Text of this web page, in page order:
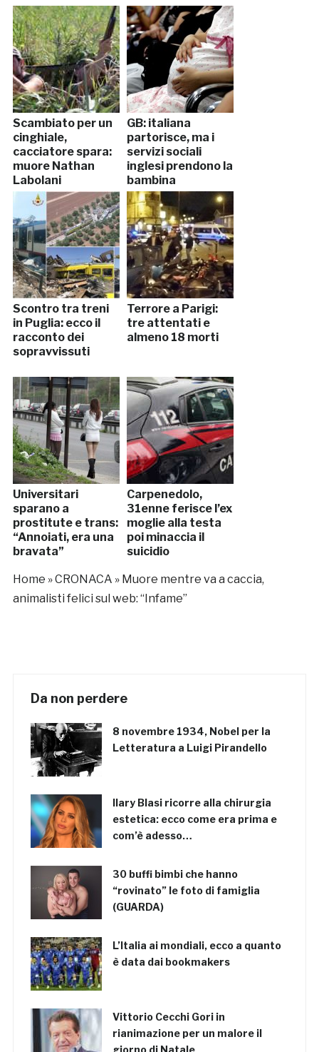
Scambiato per un
cinghiale,
cacciatore spara:
muore Nathan
Labolani
GB: italiana
partorisce, ma i
servizi sociali
inglesi prendono la
bambina
Scontro tra treni
in Puglia: ecco il
racconto dei
sopravvissuti
Terrore a Parigi:
tre attentati e
almeno 18 morti
Universitari
sparano a
prostitute e trans:
“Annoiati, era una
bravata”
Carpenedolo,
31enne ferisce l’ex
moglie alla testa
poi minaccia il
suicidio
Home »CRONACA » Muore mentre va a caccia,
animalisti felici sul web: “Infame”
Da non perdere
8 novembre 1934, Nobel per la
Letteratura a Luigi Pirandello
Ilary Blasi ricorre alla chirurgia
estetica: ecco come era prima e
com’è adesso…
30 buffi bimbi che hanno
“rovinato” le foto di famiglia
(GUARDA)
L’Italia ai mondiali, ecco a quanto
è data dai bookmakers
Vittorio Cecchi Gori in
rianimazione per un malore il
giorno di Natale